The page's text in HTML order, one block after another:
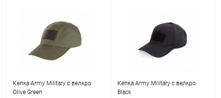
Кепка Army Military с велкро
Olive Green
Кепка Army Military с велкро
Black